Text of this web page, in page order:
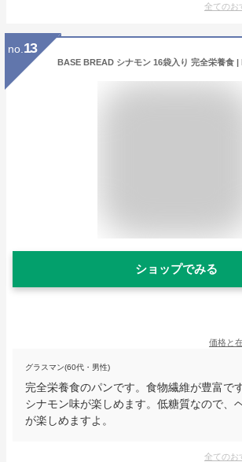
全てのお
no. 13
ショップでみる
価格と
グラスマン(60代・男性)
完全栄養食のパンです。食物繊維が豊富で
シナモン味が楽しめます。低糖質なので、
が楽しめますよ。
全てのお